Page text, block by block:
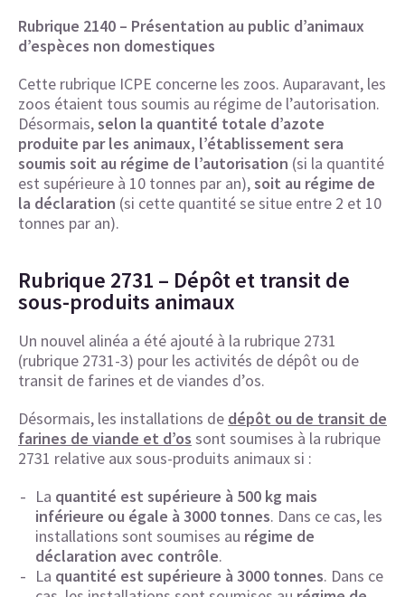
Rubrique 2140 – Présentation au public d’animaux
d’espèces non domestiques
Cette rubrique ICPE concerne les zoos. Auparavant, les
zoos étaient tous soumis au régime de l’autorisation.
Désormais,selon la quantité totale d’azote
produite par les animaux, l’établissement sera
soumis soit au régime de l’autorisation (si la quantité
est supérieure à 10 tonnes par an),soit au régime de
la déclaration (si cette quantité se situe entre 2 et 10
tonnes par an).
Rubrique 2731 – Dépôt et transit de
sous-produits animaux
Un nouvel alinéa a été ajouté à la rubrique 2731
(rubrique 2731-3) pour les activités de dépôt ou de
transit de farines et de viandes d’os.
Désormais, les installations de dépôt ou de transit de
farines de viande et d’os sont soumises à la rubrique
2731 relative aux sous-produits animaux si :
La quantité est supérieure à 500 kg mais
inférieure ou égale à 3000 tonnes. Dans ce cas, les
installations sont soumises au régime de
déclaration avec contrôle.
La quantité est supérieure à 3000 tonnes. Dans ce